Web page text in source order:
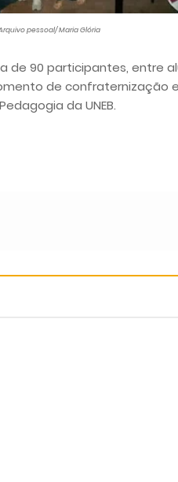
pessoal/ Maria Glória
de 90 participantes, entre
de confraternização
da UNEB.